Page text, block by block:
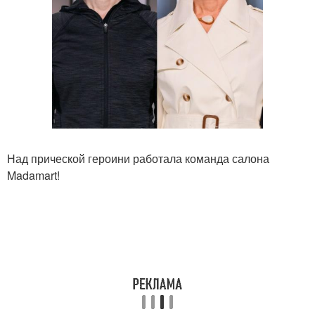
Над прической героини работала команда салона
Madamart!